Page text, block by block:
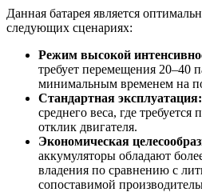
Данная батарея является
следующих сценариях:
Режим высокой
требует перемещения 20–40
минимальным временем на
Стандартная эксплуатация:
среднего веса, где
отклик двигателя.
Экономическая
аккумуляторы обладают
владения по сравнению с
сопоставимой